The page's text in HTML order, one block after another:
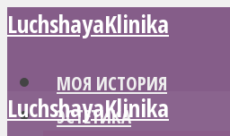
LuchshayaKlinika
МОЯ ИСТОРИЯ
ЭСТЕТИКА
LuchshayaKlinika